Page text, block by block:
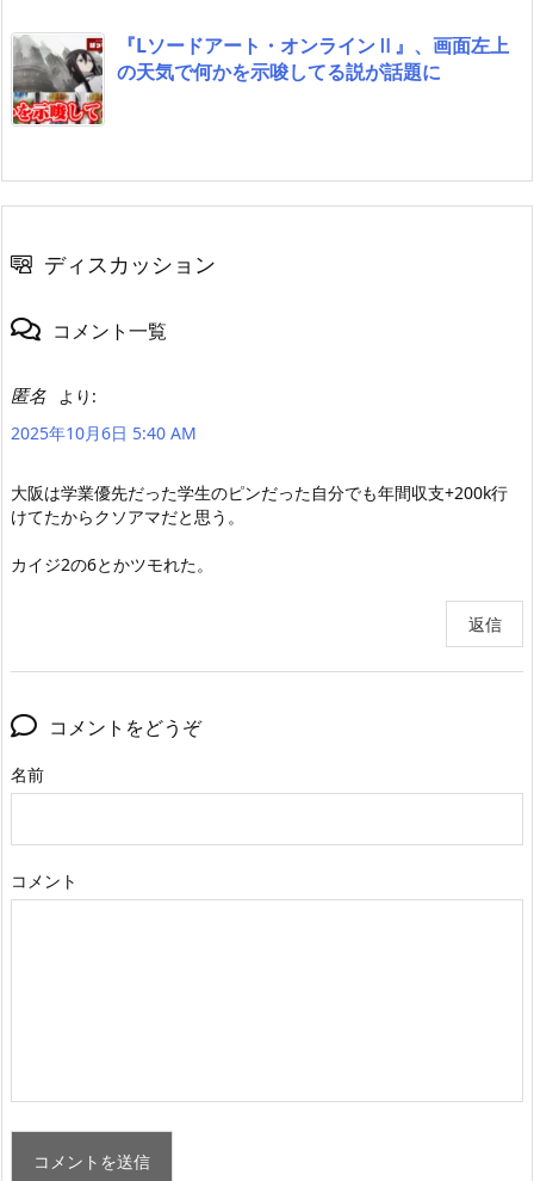
『Lソードアート・オンラインⅡ』、画面左上
の天気で何かを示唆してる説が話題に
ディスカッション
コメント一覧
匿名 より:
2025年10月6日 5:40 AM
大阪は学業優先だった学生のピンだった自分でも年間収支+200k行
けてたからクソアマだと思う。
カイジ2の6とかツモれた。
返信
コメントをどうぞ
名前
コメント